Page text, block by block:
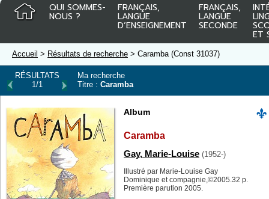
QUI SOMMES-
NOUS ?
FRANÇAIS,
LANGUE
D’ENSEIGNEMENT
FRANÇAIS,
LANGUE
SECONDE
ET
Accueil > Résultats de recherche > Caramba (Const 31037)
RÉSULTATS
1/1
Ma recherche
Titre : Caramba
Album
Caramba
Gay, Marie-Louise (1952-)
Illustré par Marie-Louise Gay
Dominique et compagnie,©2005.32 p.
Première parution 2005.